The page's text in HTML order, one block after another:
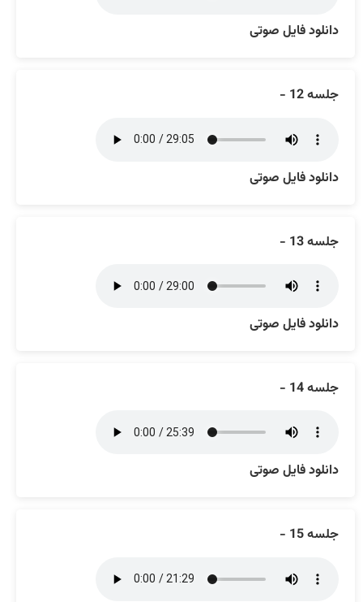
دانلود فایل صوتی
جلسه 12 -
دانلود فایل صوتی
جلسه 13 -
دانلود فایل صوتی
جلسه 14 -
دانلود فایل صوتی
جلسه 15 -